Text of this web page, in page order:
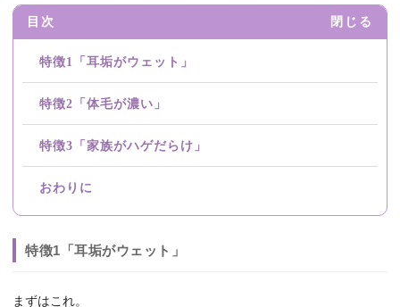
目次 閉じる
特徴1「耳垢がウェット」
特徴2「体毛が濃い」
特徴3「家族がハゲだらけ」
おわりに
特徴1「耳垢がウェット」
まずはこれ。